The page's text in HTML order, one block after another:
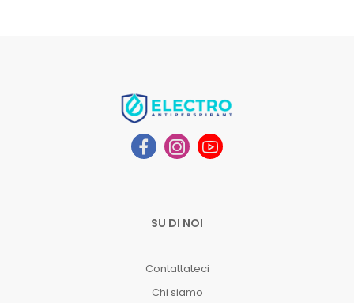
SU DI NOI
Contattateci
Chi siamo